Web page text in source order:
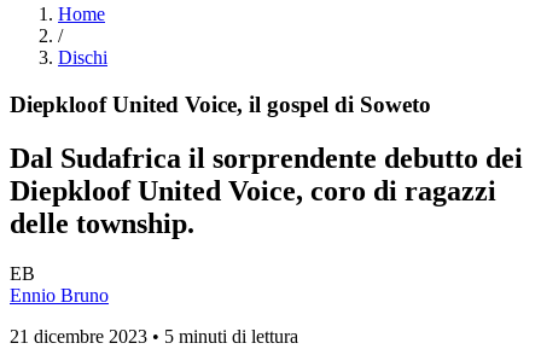
Home
/
Dischi
Diepkloof United Voice, il gospel di Soweto
Dal Sudafrica il sorprendente debutto dei
Diepkloof United Voice, coro di ragazzi
delle township.
EB
Ennio Bruno
21 dicembre 2023 • 5 minuti di lettura